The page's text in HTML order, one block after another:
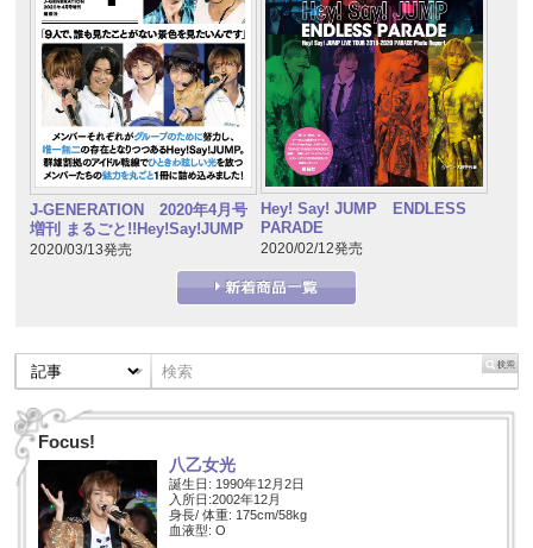
J-GENERATION 2020年4月号
増刊 まるごと!!Hey!Say!JUMP
2020/03/13発売
Hey! Say! JUMP ENDLESS
PARADE
2020/02/12発売
Focus!
八乙女光
誕生日: 1990年12月2日
入所日:2002年12月
身長/ 体重: 175cm/58kg
血液型: O